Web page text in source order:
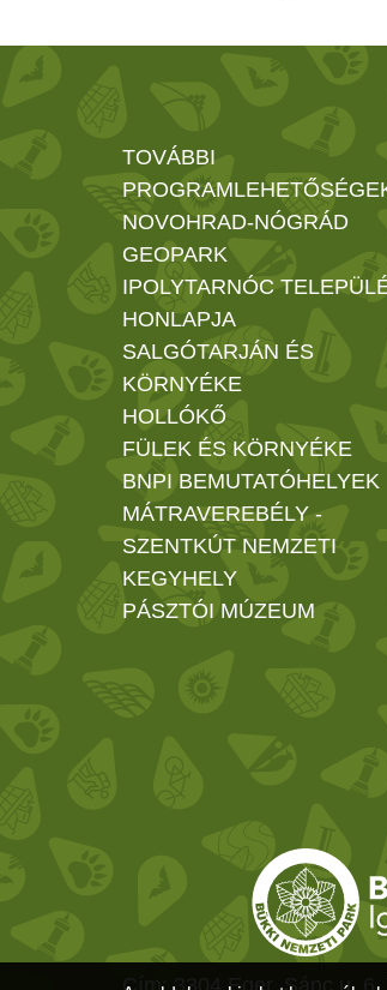
TOVÁBBI
NOVOHRAD-NÓGRÁD
GEOPARK
IPOLYTARNÓC
HONLAPJA
SALGÓTARJÁN ÉS
KÖRNYÉKE
HOLLÓKŐ
FÜLEK ÉS KÖRNYÉKE
BNPI BEMUTATÓHELYEK
MÁTRAVEREBÉLY -
SZENTKÚT NEMZETI
KEGYHELY
PÁSZTÓI MÚZEUM
Cím: 3304 Eger, Sánc u. 6.